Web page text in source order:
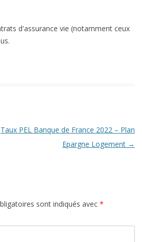
d'assurance vie (notamment ceux
Taux PEL Banque de France 2022 – Plan
Epargne Logement →
sont indiqués avec *